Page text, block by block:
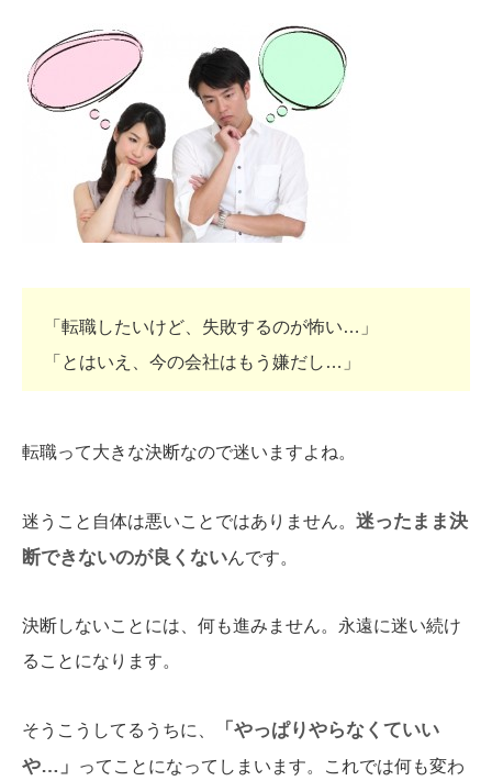
「転職したいけど、失敗するのが怖い…」
「とはいえ、今の会社はもう嫌だし…」
転職って大きな決断なので迷いますよね。
迷うこと自体は悪いことではありません。 迷ったまま決
断できないのが良くないんです。
決断しないことには、何も進みません。永遠に迷い続け
ることになります。
そうこうしてるうちに、
「やっぱりやらなくていい
や…」
ってことになってしまいます。これでは何も変わ